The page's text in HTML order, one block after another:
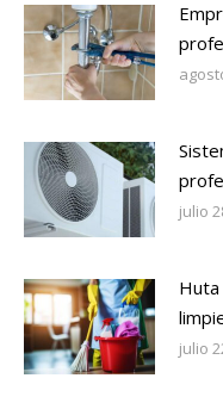
julio
julio